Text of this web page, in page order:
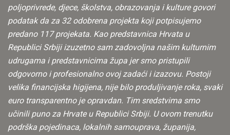
poljoprivrede, djece, školstva, obrazovanja i kulture govori
podatak da za 32 odobrena projekta koji potpisujemo
predano 117 projekata. Kao predstavnica Hrvata u
Republici Srbiji izuzetno sam zadovoljna našim kulturnim
udrugama i predstavnicima župa jer smo pristupili
odgovorno i profesionalno ovoj zadaći i izazovu. Postoji
velika financijska higijena, nije bilo produljivanje roka, svaki
euro transparentno je opravdan. Tim sredstvima smo
učinili puno za Hrvate u Republici Srbiji. U ovom trenutku
podrška pojedinaca, lokalnih samouprava, županija,